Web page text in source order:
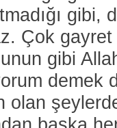
Çok
gibi
demek
olan